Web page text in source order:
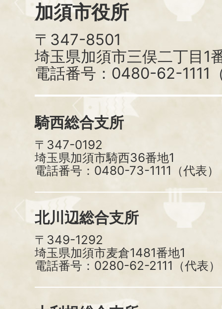
加須市役所
〒347-8501
埼玉県加須市三俣二丁目1
電話番号：0480-62-1111
騎西総合支所
〒347-0192
埼玉県加須市騎西36番地1
電話番号：0480-73-1111（代表）
北川辺総合支所
〒349-1292
埼玉県加須市麦倉1481番地1
電話番号：0280-62-2111（代表）